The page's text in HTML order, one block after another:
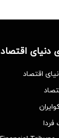
دنیای اقتصاد
اقتصاد